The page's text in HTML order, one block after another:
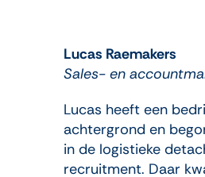
Lucas Raemakers
Sales- en
Lucas heeft een
achtergrond en
in de logistieke
recruitment. Daar